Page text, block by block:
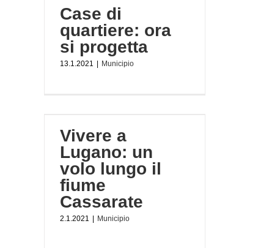
Case di
quartiere: ora
si progetta
13.1.2021 | Municipio
Vivere a
Lugano: un
volo lungo il
fiume
Cassarate
2.1.2021 | Municipio